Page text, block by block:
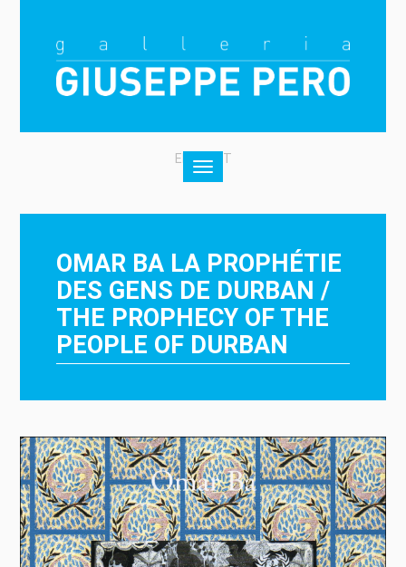
EN | IT
Toggle
navigation
OMAR BA LA PROPHÉTIE
DES GENS DE DURBAN /
THE PROPHECY OF THE
PEOPLE OF DURBAN